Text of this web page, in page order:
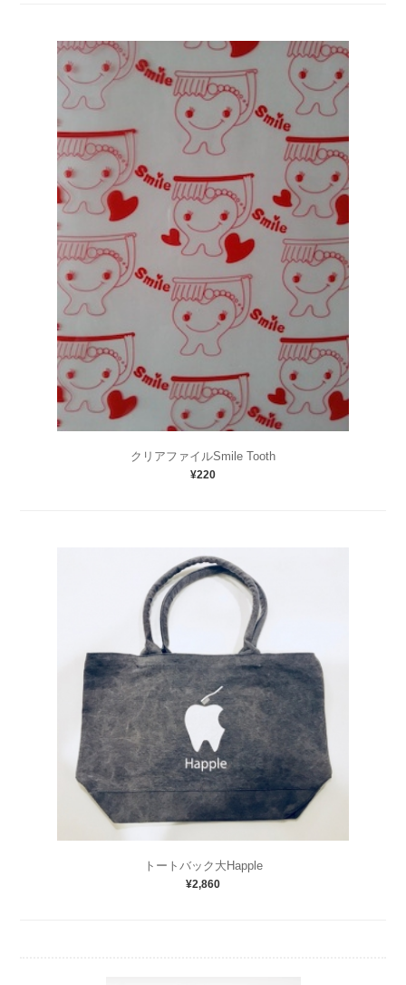
クリアファイルSmile Tooth
¥220
トートバック大Happle
¥2,860